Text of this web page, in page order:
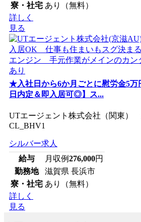
寮・社宅 あり（無料）
詳しく
見る
★入社日から6か月ごとに慰労金5
日内定＆即入居可◎】ス...
UTエージェント株式会社（関東）
CL_BHV1
シルバー求人
給与
月収例276,000円
勤務地
滋賀県 長浜市
寮・社宅 あり（無料）
詳しく
見る